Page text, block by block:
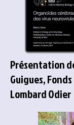
Présentation
Guigues,
Lombard Odier